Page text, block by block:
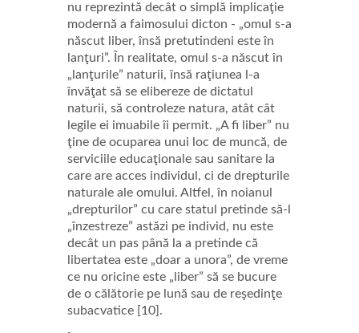
nu reprezintă decât o simplă implicaţie
modernă a faimosului dicton - „omul s-a
născut liber, însă pretutindeni este în
lanţuri”. În realitate, omul s-a născut în
„lanţurile” naturii, însă raţiunea l-a
învăţat să se elibereze de dictatul
naturii, să controleze natura, atât cât
legile ei imuabile îi permit. „A fi liber” nu
ţine de ocuparea unui loc de muncă, de
serviciile educaţionale sau sanitare la
care are acces individul, ci de drepturile
naturale ale omului. Altfel, în noianul
„drepturilor” cu care statul pretinde să-l
„înzestreze” astăzi pe individ, nu este
decât un pas până la a pretinde că
libertatea este „doar a unora”, de vreme
ce nu oricine este „liber” să se bucure
de o călătorie pe lună sau de reşedinţe
subacvatice [10].